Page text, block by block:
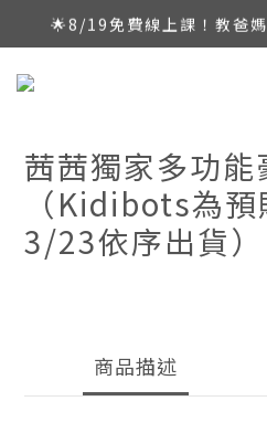
🔥暑假限定！磁力片玩起
🌟8/19免費線上課！教爸
🚀8/29-30程式城市探險
茜茜獨家多功能
（Kidibots為
3/23依序出貨）
商品描述